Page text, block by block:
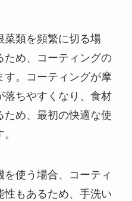
菜類を頻繁に切る場
ため、コーティングの
す。コーティングが摩
落ちやすくなり、食材
ため、最初の快適な使
を使う場合、コーティ
性もあるため、手洗い